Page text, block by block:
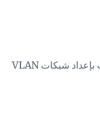
على مستوى عالٍ ، يقوم مسؤولو الشبكات بإعداد شبكات VLAN